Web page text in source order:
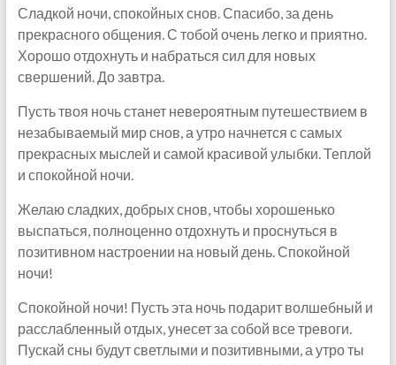
Сладкой ночи, спокойных снов. Спасибо, за день
прекрасного общения. С тобой очень легко и приятно.
Хорошо отдохнуть и набраться сил для новых
свершений. До завтра.
Пусть твоя ночь станет невероятным путешествием в
незабываемый мир снов, а утро начнется с самых
прекрасных мыслей и самой красивой улыбки. Теплой
и спокойной ночи.
Желаю сладких, добрых снов, чтобы хорошенько
выспаться, полноценно отдохнуть и проснуться в
позитивном настроении на новый день. Спокойной
ночи!
Спокойной ночи! Пусть эта ночь подарит волшебный и
расслабленный отдых, унесет за собой все тревоги.
Пускай сны будут светлыми и позитивными, а утро ты